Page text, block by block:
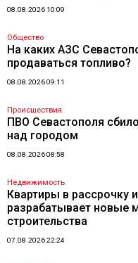
08.08.2026 10:09
Общество
На каких АЗС
продаваться топливо?
08.08.2026 09:11
Происшествия
ПВО Севастополя
над городом
08.08.2026 08:58
Недвижимость
Квартиры в рассрочку
разрабатывает
строительства
07.08.2026 22:24